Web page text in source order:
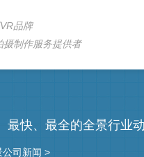
品牌
摄制作服务提供者
最快、最全的全景行业
司新闻 >